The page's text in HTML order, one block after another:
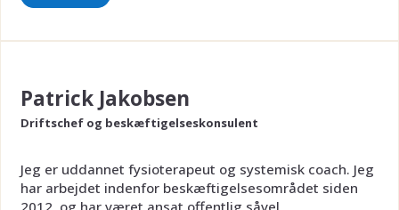
Patrick Jakobsen
Driftschef og beskæftigelseskonsulent
Jeg er uddannet fysioterapeut og systemisk coach. Jeg
har arbejdet indenfor beskæftigelsesområdet siden
2012, og har været ansat offentlig såvel...